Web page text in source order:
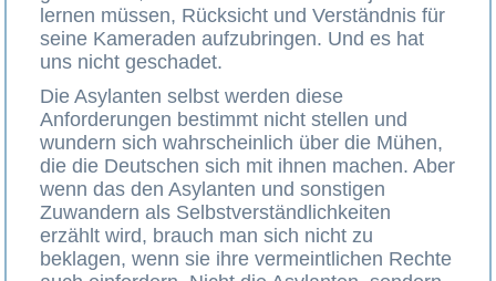
lernen müssen, Rücksicht und Verständnis für
seine Kameraden aufzubringen. Und es hat
uns nicht geschadet.
Die Asylanten selbst werden diese
Anforderungen bestimmt nicht stellen und
wundern sich wahrscheinlich über die Mühen,
die die Deutschen sich mit ihnen machen. Aber
wenn das den Asylanten und sonstigen
Zuwandern als Selbstverständlichkeiten
erzählt wird, brauch man sich nicht zu
beklagen, wenn sie ihre vermeintlichen Rechte